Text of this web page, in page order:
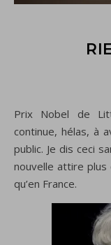
Prix Nobel de Littérature et nouvelliste, Alice Munro
continue, hélas, à
public. Je dis ceci
nouvelle attire plus
qu’en France.